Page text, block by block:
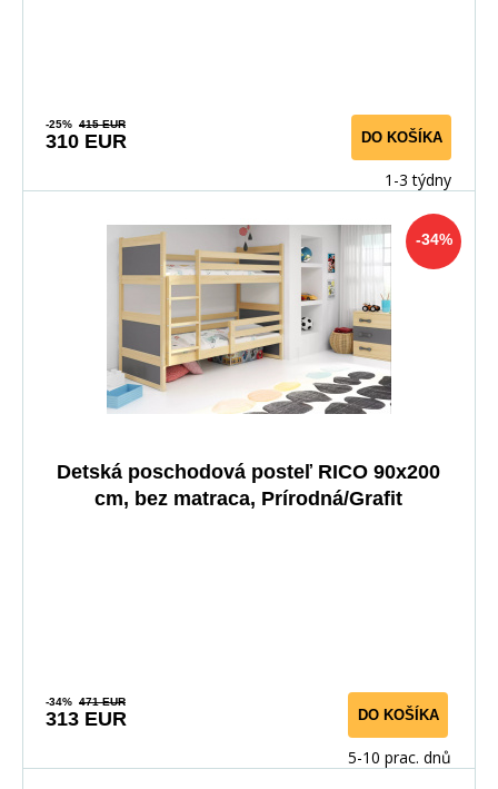
-25% 415 EUR
310 EUR DO KOŠÍKA
1-3 týdny
-34%
Detská poschodová posteľ RICO 90x200
cm, bez matraca, Prírodná/Grafit
-34% 471 EUR
313 EUR DO KOŠÍKA
5-10 prac. dnů